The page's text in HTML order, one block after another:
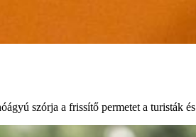
szórja a frissítő permetet a turisták